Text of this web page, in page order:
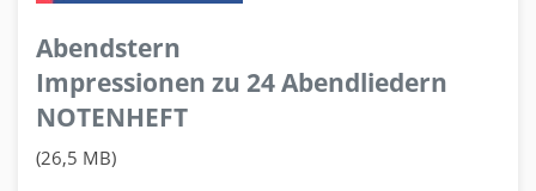
Abendstern
Impressionen zu 24 Abendliedern
NOTENHEFT
(26,5 MB)